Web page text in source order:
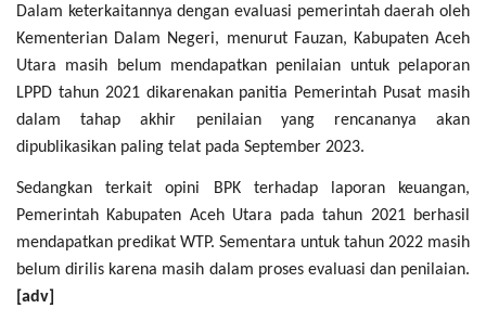
Dalam keterkaitannya dengan evaluasi pemerintah daerah oleh
Kementerian Dalam Negeri, menurut Fauzan, Kabupaten Aceh
Utara masih belum mendapatkan penilaian untuk pelaporan
LPPD tahun 2021 dikarenakan panitia Pemerintah Pusat masih
dalam tahap akhir penilaian yang rencananya akan
dipublikasikan paling telat pada September 2023.
Sedangkan terkait opini BPK terhadap laporan keuangan,
Pemerintah Kabupaten Aceh Utara pada tahun 2021 berhasil
mendapatkan predikat WTP. Sementara untuk tahun 2022 masih
belum dirilis karena masih dalam proses evaluasi dan penilaian.
[adv]